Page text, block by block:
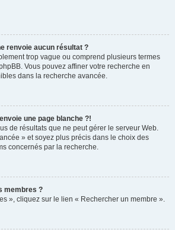
renvoie aucun résultat ?
trop vague ou comprend plusieurs termes
Vous pouvez affiner votre recherche en
dans la recherche avancée.
une page blanche ?!
de résultats que ne peut gérer le serveur Web.
» et soyez plus précis dans le choix des
concernés par la recherche.
membres ?
», cliquez sur le lien « Rechercher un membre ».